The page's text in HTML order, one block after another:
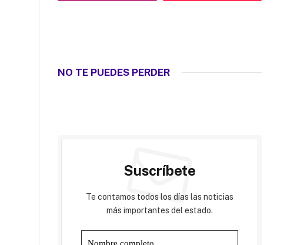
NO TE PUEDES PERDER
Suscríbete
Te contamos todos los días las noticias
más importantes del estado.